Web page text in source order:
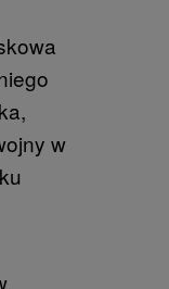
w